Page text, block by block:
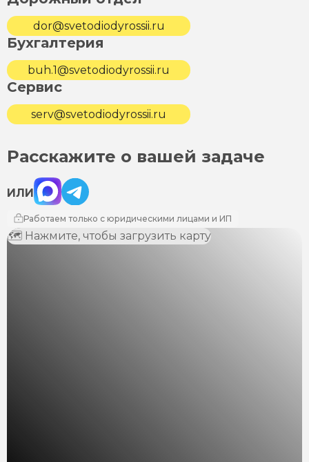
dor@svetodiodyrossii.ru
Бухгалтерия
buh.1@svetodiodyrossii.ru
Сервис
serv@svetodiodyrossii.ru
Расскажите о вашей задаче
ИЛИ
Max Telegram
Работаем только с юридическими лицами и ИП
🗺 Нажмите, чтобы загрузить карту